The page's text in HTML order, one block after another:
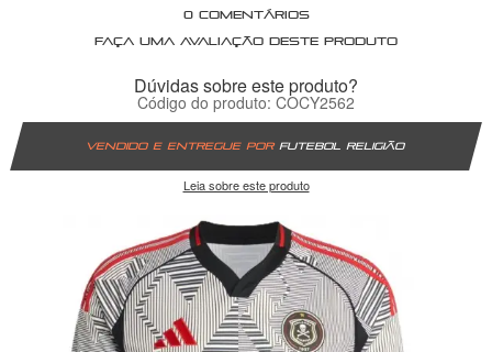
0 comentários
Faça uma avaliação deste produto
Dúvidas sobre este produto?
Código do produto: COCY2562
Vendido e entregue porFutebol Religião
Leia sobre este produto